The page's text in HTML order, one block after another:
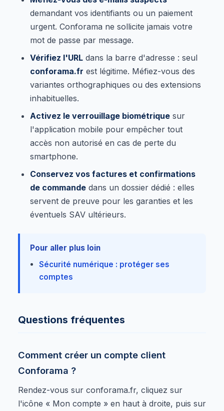
demandant vos identifiants ou un paiement
urgent. Conforama ne sollicite jamais votre
mot de passe par message.
Vérifiez l'URL dans la barre d'adresse : seul
conforama.fr est légitime. Méfiez-vous des
variantes orthographiques ou des extensions
inhabituelles.
Activez le verrouillage biométrique sur
l'application mobile pour empêcher tout
accès non autorisé en cas de perte du
smartphone.
Conservez vos factures et confirmations
de commande dans un dossier dédié : elles
servent de preuve pour les garanties et les
éventuels SAV ultérieurs.
Pour aller plus loin
Sécurité numérique : protéger ses
comptes
Questions fréquentes
Comment créer un compte client
Conforama ?
Rendez-vous sur conforama.fr, cliquez sur
l'icône « Mon compte » en haut à droite, puis sur